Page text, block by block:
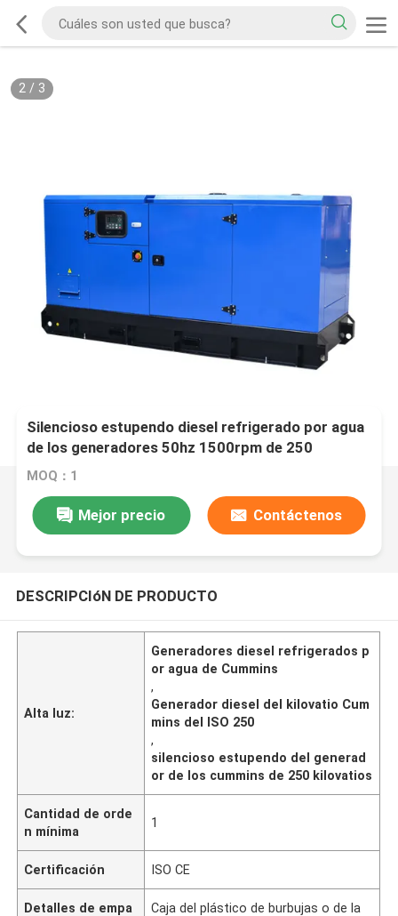
2/ 3
Silencioso estupendo diesel refrigerado por agua
de los generadores 50hz 1500rpm de 250
kilovatios Cummins del ISO
MOQ：1
Mejor precio Contáctenos
DESCRIPCIóN DE PRODUCTO
Alta luz:
Generadores diesel refrigerados p
or agua de Cummins
,
Generador diesel del kilovatio Cum
mins del ISO 250
,
silencioso estupendo del generad
or de los cummins de 250 kilovatios
Cantidad de orde
n mínima
1
Certificación ISO CE
Detalles de empa
Caja del plástico de burbujas o de la